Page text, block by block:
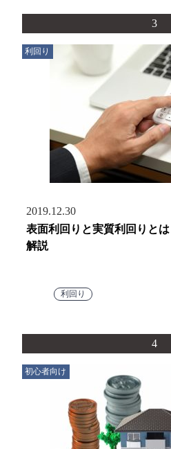
3
利回り
2019.12.30
表面利回りと実質利回りと
解説
利回り
4
初心者向け